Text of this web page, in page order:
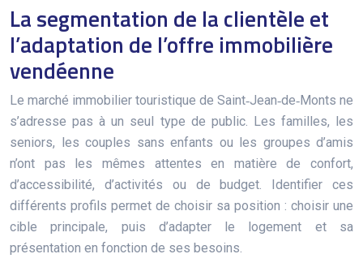
La segmentation de la clientèle et
l’adaptation de l’offre immobilière
vendéenne
Le marché immobilier touristique de Saint‑Jean‑de‑Monts ne
s’adresse pas à un seul type de public. Les familles, les
seniors, les couples sans enfants ou les groupes d’amis
n’ont pas les mêmes attentes en matière de confort,
d’accessibilité, d’activités ou de budget. Identifier ces
différents profils permet de choisir sa position : choisir une
cible principale, puis d’adapter le logement et sa
présentation en fonction de ses besoins.